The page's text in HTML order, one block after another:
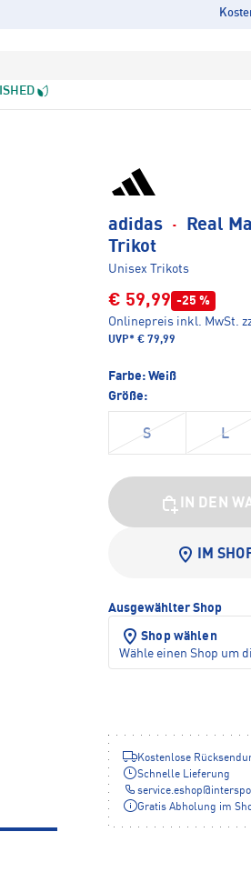
adidas · Real
Trikot
Unisex Trikots
€ 59,99 -25 %
Onlinepreis inkl. MwSt.
UVP* € 79,99
Farbe: Weiß
Größe:
S L
IN DEN
IM
Ausgewählter Shop
Shop wählen
Wähle einen Shop um
Kostenlose
Schnelle Lieferung
service.eshop@
Gratis Abholung im